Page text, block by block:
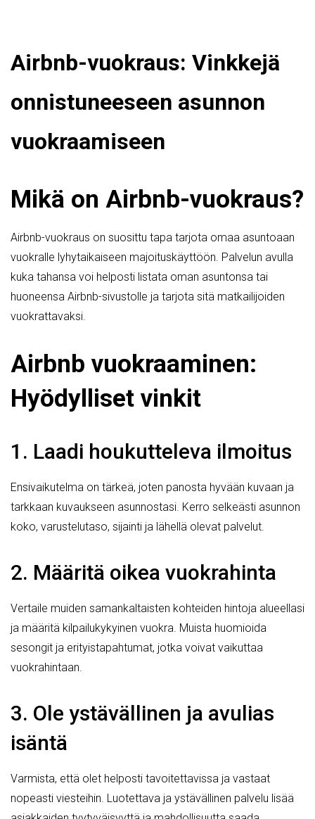
Airbnb-vuokraus: Vinkkejä
onnistuneeseen asunnon
vuokraamiseen
Mikä on Airbnb-vuokraus?
Airbnb-vuokraus on suosittu tapa tarjota omaa asuntoaan
vuokralle lyhytaikaiseen majoituskäyttöön. Palvelun avulla
kuka tahansa voi helposti listata oman asuntonsa tai
huoneensa Airbnb-sivustolle ja tarjota sitä matkailijoiden
vuokrattavaksi.
Airbnb vuokraaminen:
Hyödylliset vinkit
1. Laadi houkutteleva ilmoitus
Ensivaikutelma on tärkeä, joten panosta hyvään kuvaan ja
tarkkaan kuvaukseen asunnostasi. Kerro selkeästi asunnon
koko, varustelutaso, sijainti ja lähellä olevat palvelut.
2. Määritä oikea vuokrahinta
Vertaile muiden samankaltaisten kohteiden hintoja alueellasi
ja määritä kilpailukykyinen vuokra. Muista huomioida
sesongit ja erityistapahtumat, jotka voivat vaikuttaa
vuokrahintaan.
3. Ole ystävällinen ja avulias
isäntä
Varmista, että olet helposti tavoitettavissa ja vastaat
nopeasti viesteihin. Luotettava ja ystävällinen palvelu lisää